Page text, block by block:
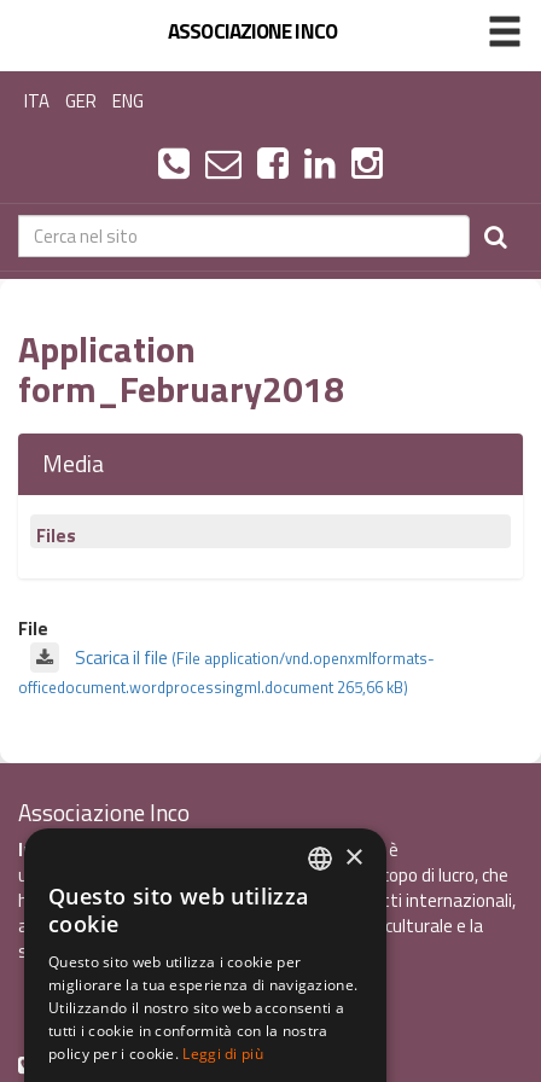
ASSOCIAZIONE INCO
ITA GER ENG
Application
form_February2018
Media
Files
File
Scarica il file (File application/vnd.openxmlformats-
officedocument.wordprocessingml.document 265,66 kB)
Associazione Inco
InCo - Interculturalità & Comunicazione APSè
un'associazione di promozione sociale, senza scopo di lucro, che
ha l'obiettivo di promuovere gli scambi e i contatti internazionali,
al fine accrescere tra i giovani la sensibilità interculturale e la
solidarietà internazionale.
Privacy policy.pdf120,41 kB
+39 0461 1822775
GERMAN
×
Questo sito web utilizza
cookie
Questo sito web utilizza i cookie per
migliorare la tua esperienza di navigazione.
Utilizzando il nostro sito web acconsenti a
tutti i cookie in conformità con la nostra
policy per i cookie. Leggi di più